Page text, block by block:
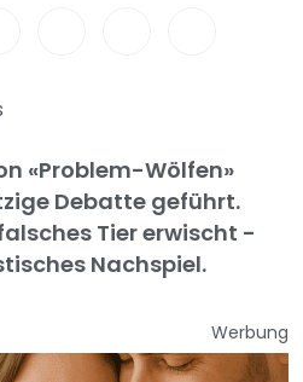
«Problem-Wölfen»
Debatte geführt.
Tier erwischt -
Nachspiel.
Werbung